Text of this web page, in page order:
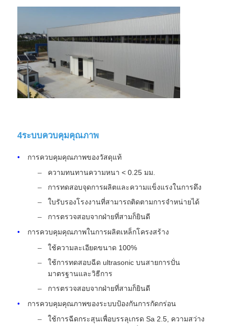
4ระบบควบคุมคุณภาพ
การควบคุมคุณภาพของวัสดุแท้
ความทนทานความหนา < 0.25 มม.
การทดสอบจุดการผลิตและความแข็งแรงในการดึง
ใบรับรองโรงงานที่สามารถติดตามการจําหน่ายได้
การตรวจสอบจากฝ่ายที่สามก็ยินดี
การควบคุมคุณภาพในการผลิตเหล็กโครงสร้าง
ใช้ความละเอียดขนาด 100%
ใช้การทดสอบฉีด ultrasonic บนสายการปั่น
มาตรฐานและวิธีการ
การตรวจสอบจากฝ่ายที่สามก็ยินดี
การควบคุมคุณภาพของระบบป้องกันการกัดกร่อน
ใช้การฉีดกระสุนเพื่อบรรลุเกรด Sa 2.5, ความสว่าง